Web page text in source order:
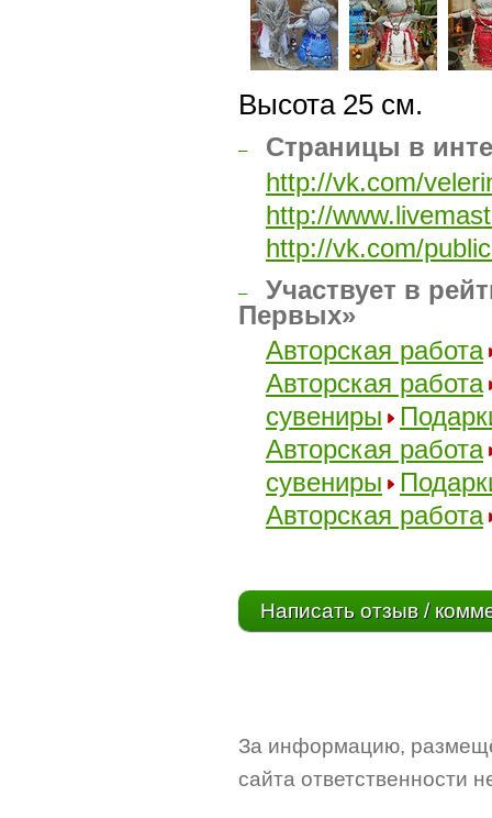
Высота 25 см.
–
Страницы в
http://vk.com/
http://
http://vk.com/
–
Участвует в
Первых»
Авторская работа
Авторская работа
сувениры
Авторская работа
сувениры
Авторская работа
Написать отзыв /
За информацию,
сайта ответственности